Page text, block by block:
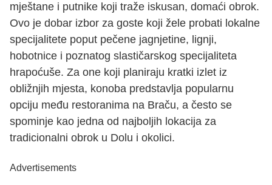
mještane i putnike koji traže iskusan, domaći obrok.
Ovo je dobar izbor za goste koji žele probati lokalne
specijalitete poput pečene jagnjetine, lignji,
hobotnice i poznatog slastičarskog specijaliteta
hrapoćuše. Za one koji planiraju kratki izlet iz
obližnjih mjesta, konoba predstavlja popularnu
opciju među restoranima na Braču, a često se
spominje kao jedna od najboljih lokacija za
tradicionalni obrok u Dolu i okolici.
Advertisements